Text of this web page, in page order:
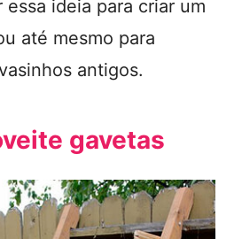
ideia para criar um
até mesmo para
antigos.
gavetas